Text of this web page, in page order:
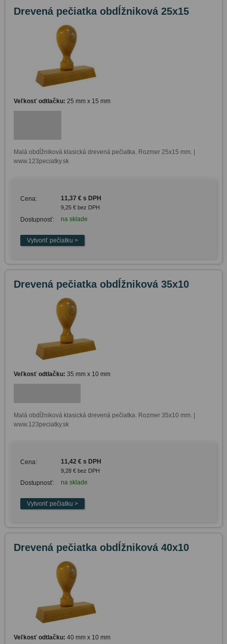
Drevená pečiatka obdĺžniková 25x15
Veľkosť odtlačku: 25 mm x 15 mm
Malá obdĺžniková klasická drevená pečiatka. Rozmer 25x15 mm. |
www.123peciatky.sk
Cena: 11,37 € s DPH
9,25 € bez DPH
Dostupnosť: na sklade
Drevená pečiatka obdĺžniková 35x10
Veľkosť odtlačku: 35 mm x 10 mm
Malá obdĺžniková klasická drevená pečiatka. Rozmer 35x10 mm. |
www.123peciatky.sk
Cena: 11,42 € s DPH
9,28 € bez DPH
Dostupnosť: na sklade
Drevená pečiatka obdĺžniková 40x10
Veľkosť odtlačku: 40 mm x 10 mm